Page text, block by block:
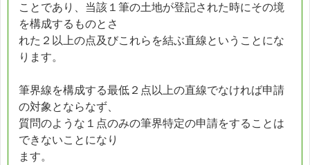
ことであり、当該１筆の土地が登記された時にその境
を構成するものとさ
れた２以上の点及びこれらを結ぶ直線ということにな
ります。
筆界線を構成する最低２点以上の直線でなければ申請
の対象とならなず、
質問のような１点のみの筆界特定の申請をすることは
できないことになり
ます。